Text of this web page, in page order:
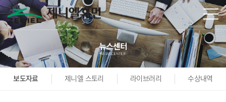
본문바로가기
보도자료 제니엘 스토리 라이브러리 수상내역